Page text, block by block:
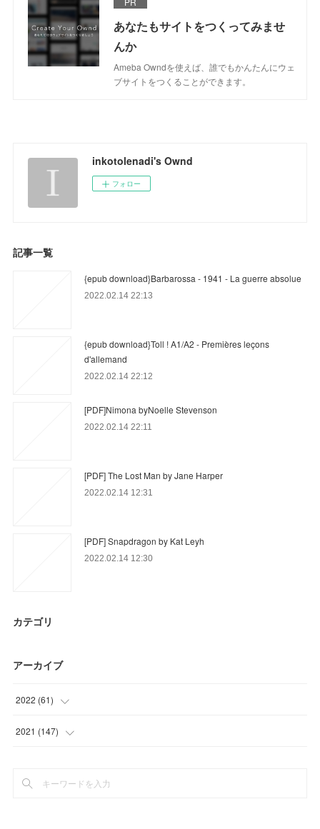
あなたもサイトをつくってみませ
んか
Ameba Owndを使えば、誰でもかんたんにウェ
ブサイトをつくることができます。
inkotolenadi's Ownd
フォロー
記事一覧
{epub download}Barbarossa - 1941 - La guerre absolue
2022.02.14 22:13
{epub download}Toll ! A1/A2 - Premières leçons
d'allemand
2022.02.14 22:12
[PDF]Nimona byNoelle Stevenson
2022.02.14 22:11
[PDF] The Lost Man by Jane Harper
2022.02.14 12:31
[PDF] Snapdragon by Kat Leyh
2022.02.14 12:30
カテゴリ
アーカイブ
2022 (61)
(15
2021 (147)
(